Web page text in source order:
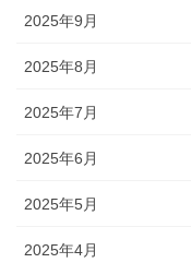
2025年9月
2025年8月
2025年7月
2025年6月
2025年5月
2025年4月